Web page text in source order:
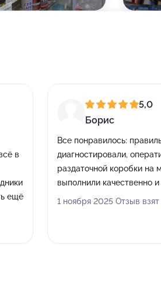
в
ещё
5,0
Борис
Все понравилось:
диагностировали,
раздаточной коробки на
выполнили качественно
1 ноября 2025 Отзыв